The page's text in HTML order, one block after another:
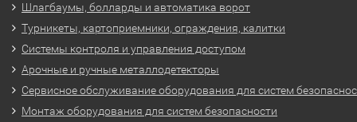
Шлагбаумы, болларды и автоматика ворот
Турникеты, картоприемники, ограждения, калитки
Системы контроля и управления доступом
Арочные и ручные металлодетекторы
Сервисное обслуживание оборудования для систем
Монтаж оборудования для систем безопасности